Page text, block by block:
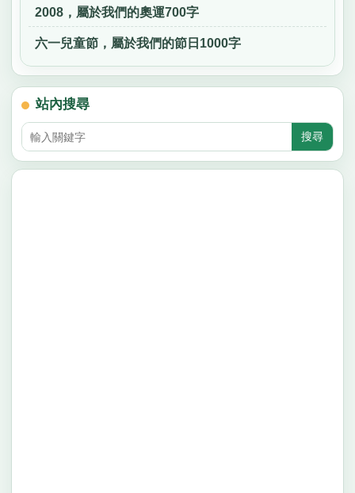
2008，屬於我們的奧運700字
六一兒童節，屬於我們的節日1000字
站內搜尋